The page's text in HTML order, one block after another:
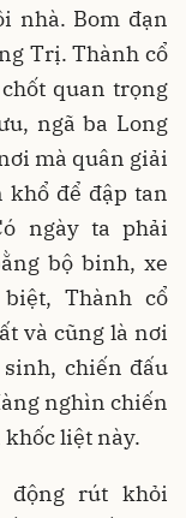
nhà. Bom đạn
Trị. Thành cổ
quan trọng
ngã ba Long
mà quân giải
khổ để đập tan
ngày ta phải
bộ binh, xe
Thành cổ
và cũng là nơi
chiến đấu
nghìn chiến
liệt này.
động rút khỏi